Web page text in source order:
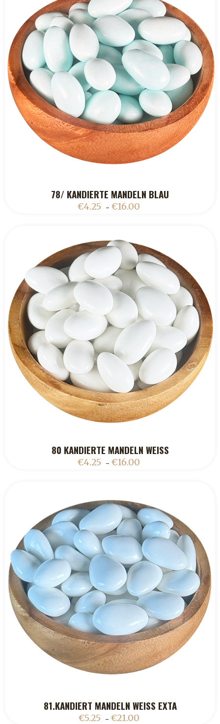
ADD TO CART
78/ KANDIERTE MANDELN BLAU
€4.25 – €16.00
ADD TO CART
80 KANDIERTE MANDELN WEISS
€4.25 – €16.00
ADD TO CART
81.KANDIERT MANDELN WEISS EXTA
€5.25 – €21.00